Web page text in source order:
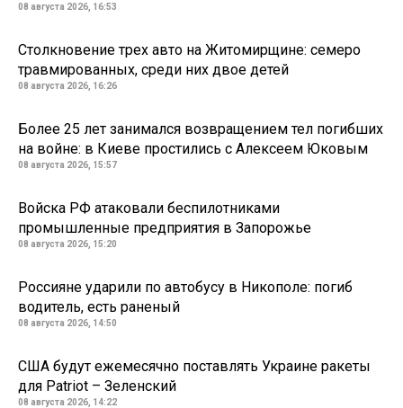
08 августа 2026, 16:53
Столкновение трех авто на Житомирщине: семеро
травмированных, среди них двое детей
08 августа 2026, 16:26
Более 25 лет занимался возвращением тел погибших
на войне: в Киеве простились с Алексеем Юковым
08 августа 2026, 15:57
Войска РФ атаковали беспилотниками
промышленные предприятия в Запорожье
08 августа 2026, 15:20
Россияне ударили по автобусу в Никополе: погиб
водитель, есть раненый
08 августа 2026, 14:50
США будут ежемесячно поставлять Украине ракеты
для Patriot – Зеленский
08 августа 2026, 14:22